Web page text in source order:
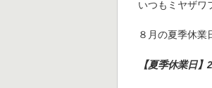
いつもミヤザワ
８月の夏季休業
【夏季休業日